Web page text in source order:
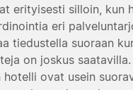
erityisesti silloin, kun
eri
tiedustella suoraan
on joskus
hotelli ovat usein